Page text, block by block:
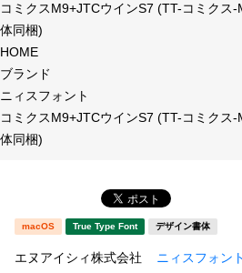
年間ライセンス商品
キャンペーン一覧
カート 0
商品名
明朝体
丸ゴシック
宋朝体
コミクスM9+JTCウインS7 (TT-コミクス
体同梱)
HOME
ブランド
ニィスフォント
コミクスM9+JTCウインS7 (TT-コミクス
体同梱)
macOS True Type Font デザイン書体
エヌアイシィ株式会社 ニィスフォント